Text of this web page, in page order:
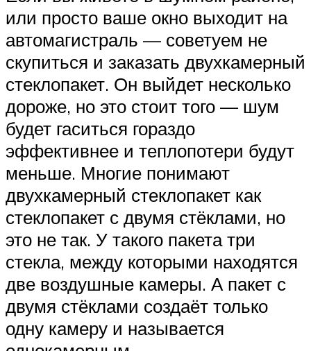
или просто ваше окно выходит на
автомагистраль — советуем не
скупиться и заказать двухкамерный
стеклопакет. Он выйдет несколько
дороже, но это стоит того — шум
будет гаситься гораздо
эффективнее и теплопотери будут
меньше. Многие понимают
двухкамерный стеклопакет как
стеклопакет с двумя стёклами, но
это не так. У такого пакета три
стекла, между которыми находятся
две воздушные камеры. А пакет с
двумя стёклами создаёт только
одну камеру и называется